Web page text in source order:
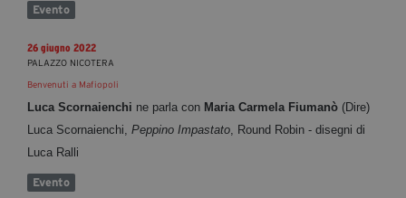
Evento
26 giugno 2022
PALAZZO NICOTERA
​​​​​​​Benvenuti a Mafiopoli
Luca Scornaienchi ne parla con Maria Carmela Fiumanò (Dire)
Luca Scornaienchi, Peppino Impastato, Round Robin - disegni di
Luca Ralli
Evento